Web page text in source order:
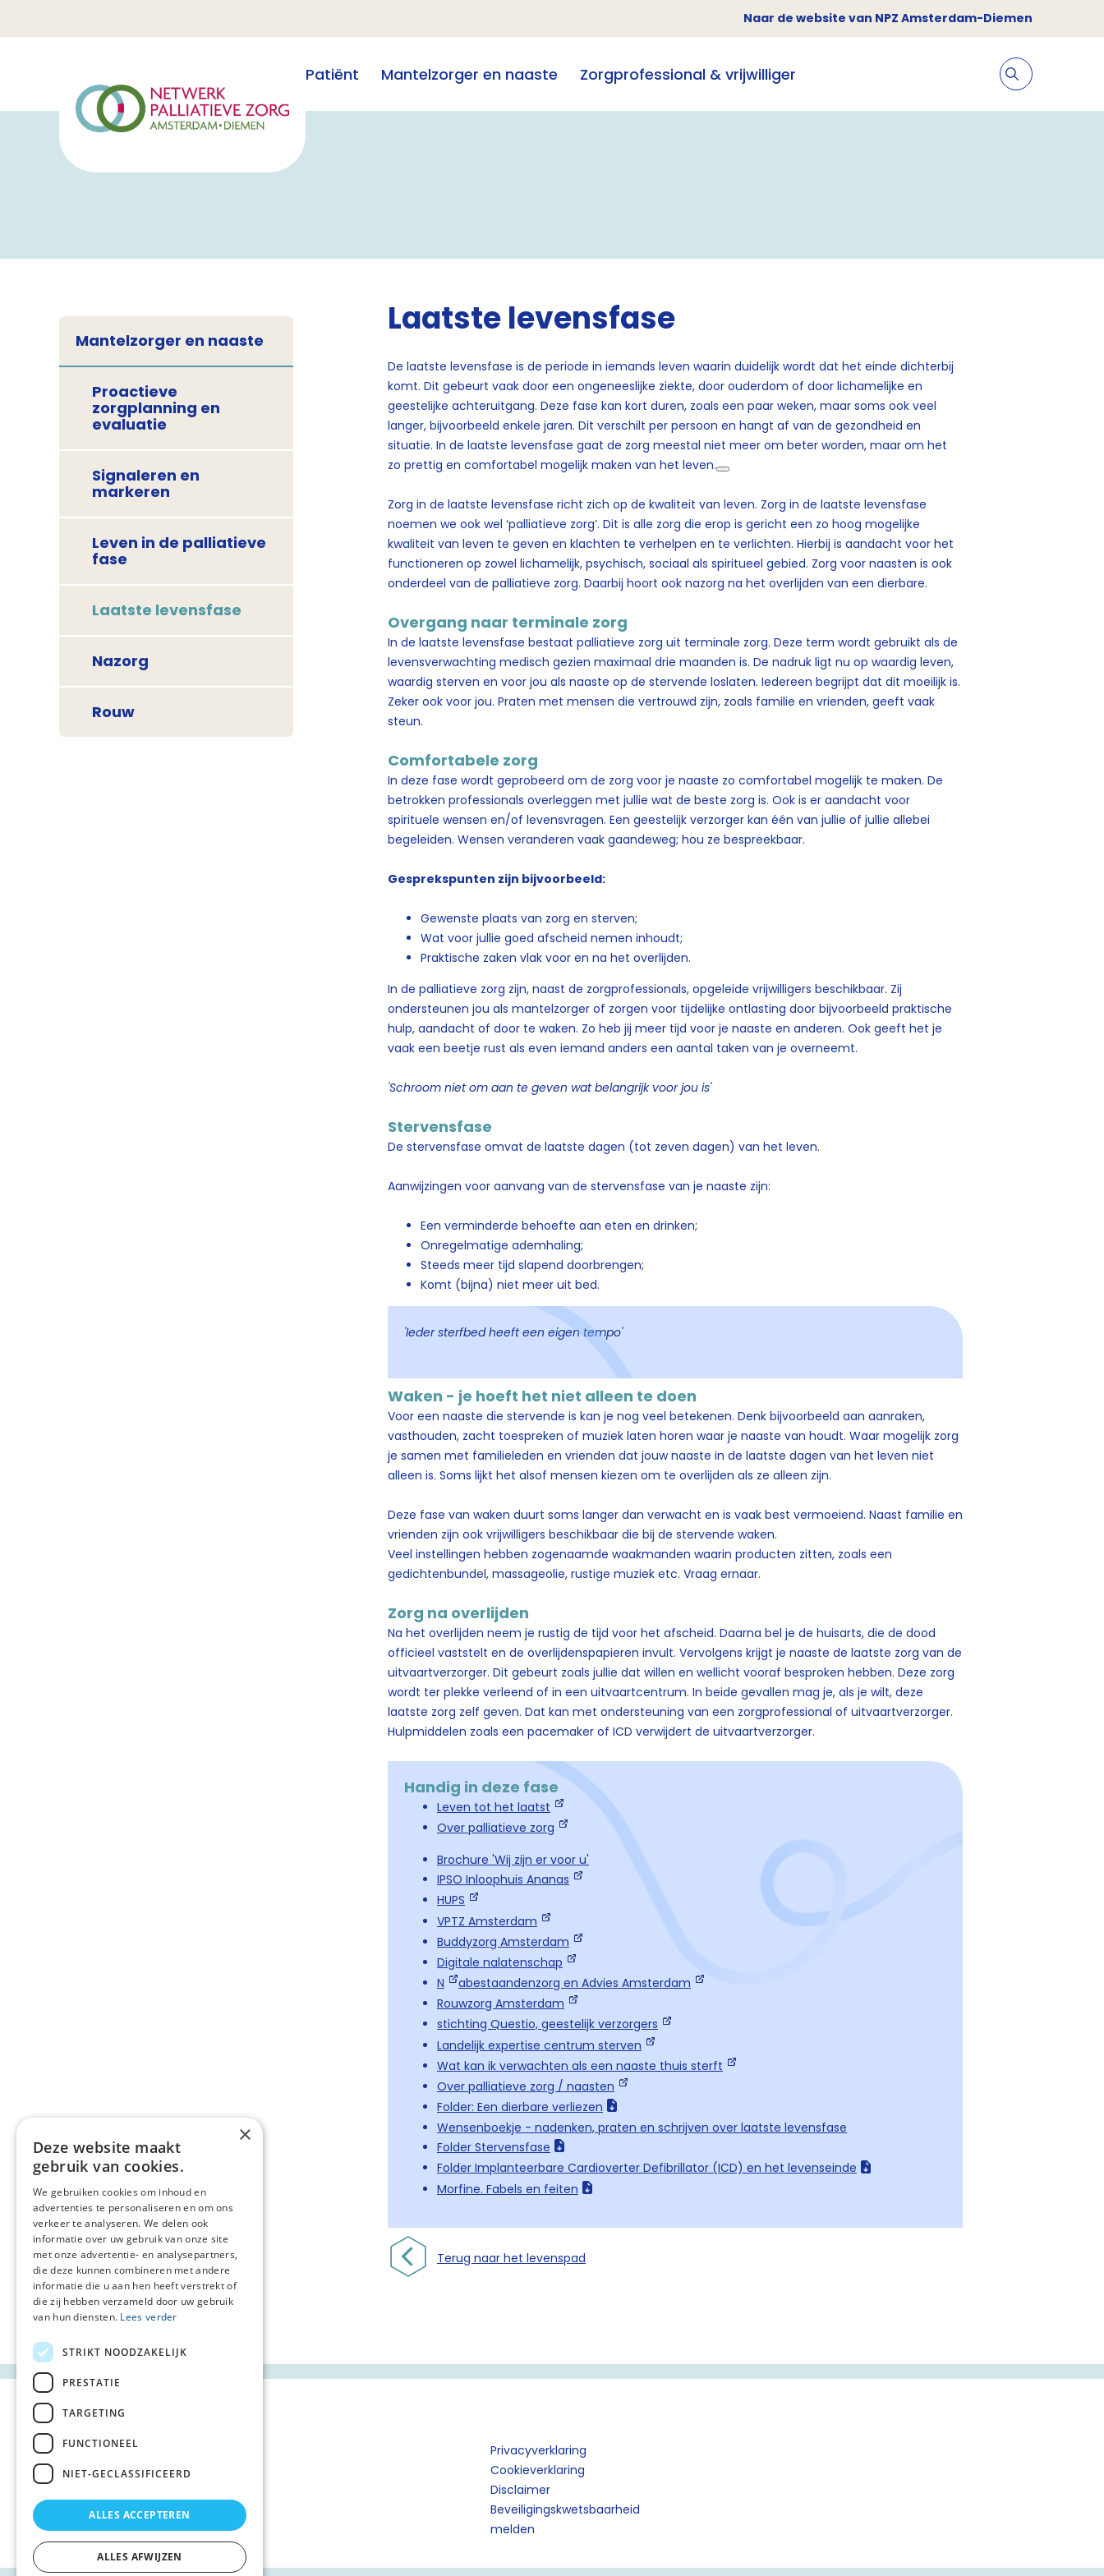
Naar de website van NPZ Amsterdam-Diemen
Patiënt Mantelzorger en naaste Zorgprofessional & vrijwilliger
Mantelzorger en naaste
Proactieve
zorgplanning en
evaluatie
Signaleren en
markeren
Leven in de palliatieve
fase
Laatste levensfase
Nazorg
Rouw
Laatste levensfase
De laatste levensfase is de periode in iemands leven waarin duidelijk wordt dat het einde dichterbij
komt. Dit gebeurt vaak door een ongeneeslijke ziekte, door ouderdom of door lichamelijke en
geestelijke achteruitgang. Deze fase kan kort duren, zoals een paar weken, maar soms ook veel
langer, bijvoorbeeld enkele jaren. Dit verschilt per persoon en hangt af van de gezondheid en
situatie. In de laatste levensfase gaat de zorg meestal niet meer om beter worden, maar om het
zo prettig en comfortabel mogelijk maken van het leven.
Zorg in de laatste levensfase richt zich op de kwaliteit van leven. Zorg in de laatste levensfase
noemen we ook wel ‘palliatieve zorg’. Dit is alle zorg die erop is gericht een zo hoog mogelijke
kwaliteit van leven te geven en klachten te verhelpen en te verlichten. Hierbij is aandacht voor het
functioneren op zowel lichamelijk, psychisch, sociaal als spiritueel gebied. Zorg voor naasten is ook
onderdeel van de palliatieve zorg. Daarbij hoort ook nazorg na het overlijden van een dierbare.
Overgang naar terminale zorg
In de laatste levensfase bestaat palliatieve zorg uit terminale zorg. Deze term wordt gebruikt als de
levensverwachting medisch gezien maximaal drie maanden is. De nadruk ligt nu op waardig leven,
waardig sterven en voor jou als naaste op de stervende loslaten. Iedereen begrijpt dat dit moeilijk is.
Zeker ook voor jou. Praten met mensen die vertrouwd zijn, zoals familie en vrienden, geeft vaak
steun.
Comfortabele zorg
In deze fase wordt geprobeerd om de zorg voor je naaste zo comfortabel mogelijk te maken. De
betrokken professionals overleggen met jullie wat de beste zorg is. Ook is er aandacht voor
spirituele wensen en/of levensvragen. Een geestelijk verzorger kan één van jullie of jullie allebei
begeleiden. Wensen veranderen vaak gaandeweg; hou ze bespreekbaar.
Gesprekspunten zijn bijvoorbeeld:
Gewenste plaats van zorg en sterven;
Wat voor jullie goed afscheid nemen inhoudt;
Praktische zaken vlak voor en na het overlijden.
In de palliatieve zorg zijn, naast de zorgprofessionals, opgeleide vrijwilligers beschikbaar. Zij
ondersteunen jou als mantelzorger of zorgen voor tijdelijke ontlasting door bijvoorbeeld praktische
hulp, aandacht of door te waken. Zo heb jij meer tijd voor je naaste en anderen. Ook geeft het je
vaak een beetje rust als even iemand anders een aantal taken van je overneemt.
'Schroom niet om aan te geven wat belangrijk voor jou is'
Stervensfase
De stervensfase omvat de laatste dagen (tot zeven dagen) van het leven.
Aanwijzingen voor aanvang van de stervensfase van je naaste zijn:
Een verminderde behoefte aan eten en drinken;
Onregelmatige ademhaling;
Steeds meer tijd slapend doorbrengen;
Komt (bijna) niet meer uit bed.
'Ieder sterfbed heeft een eigen tempo'
Waken - je hoeft het niet alleen te doen
Voor een naaste die stervende is kan je nog veel betekenen. Denk bijvoorbeeld aan aanraken,
vasthouden, zacht toespreken of muziek laten horen waar je naaste van houdt. Waar mogelijk zorg
je samen met familieleden en vrienden dat jouw naaste in de laatste dagen van het leven niet
alleen is. Soms lijkt het alsof mensen kiezen om te overlijden als ze alleen zijn.
Deze fase van waken duurt soms langer dan verwacht en is vaak best vermoeiend. Naast familie en
vrienden zijn ook vrijwilligers beschikbaar die bij de stervende waken.
Veel instellingen hebben zogenaamde waakmanden waarin producten zitten, zoals een
gedichtenbundel, massageolie, rustige muziek etc. Vraag ernaar.
Zorg na overlijden
Na het overlijden neem je rustig de tijd voor het afscheid. Daarna bel je de huisarts, die de dood
officieel vaststelt en de overlijdenspapieren invult. Vervolgens krijgt je naaste de laatste zorg van de
uitvaartverzorger. Dit gebeurt zoals jullie dat willen en wellicht vooraf besproken hebben. Deze zorg
wordt ter plekke verleend of in een uitvaartcentrum. In beide gevallen mag je, als je wilt, deze
laatste zorg zelf geven. Dat kan met ondersteuning van een zorgprofessional of uitvaartverzorger.
Hulpmiddelen zoals een pacemaker of ICD verwijdert de uitvaartverzorger.
Handig in deze fase
Leven tot het laatst
Over palliatieve zorg
Brochure 'Wij zijn er voor u'
IPSO Inloophuis Ananas
HUPS
VPTZ Amsterdam
Buddyzorg Amsterdam
Digitale nalatenschap
N
abestaandenzorg en Advies Amsterdam
Rouwzorg Amsterdam
stichting Questio, geestelijk verzorgers
Landelijk expertise centrum sterven
Wat kan ik verwachten als een naaste thuis sterft
Over palliatieve zorg / naasten
Folder: Een dierbare verliezen
Wensenboekje - nadenken, praten en schrijven over laatste levensfase
Folder Stervensfase
Folder Implanteerbare Cardioverter Defibrillator (ICD) en het levenseinde
Morfine. Fabels en feiten
Terug naar het levenspad
Privacyverklaring
Cookieverklaring
Disclaimer
Beveiligingskwetsbaarheid
melden
×
Deze website maakt
gebruik van cookies.
We gebruiken cookies om inhoud en
advertenties te personaliseren en om ons
verkeer te analyseren. We delen ook
informatie over uw gebruik van onze site
met onze advertentie- en analysepartners,
die deze kunnen combineren met andere
informatie die u aan hen heeft verstrekt of
die zij hebben verzameld door uw gebruik
van hun diensten. Lees verder
STRIKT NOODZAKELIJK
PRESTATIE
TARGETING
FUNCTIONEEL
NIET-GECLASSIFICEERD
ALLES ACCEPTEREN
ALLES AFWIJZEN